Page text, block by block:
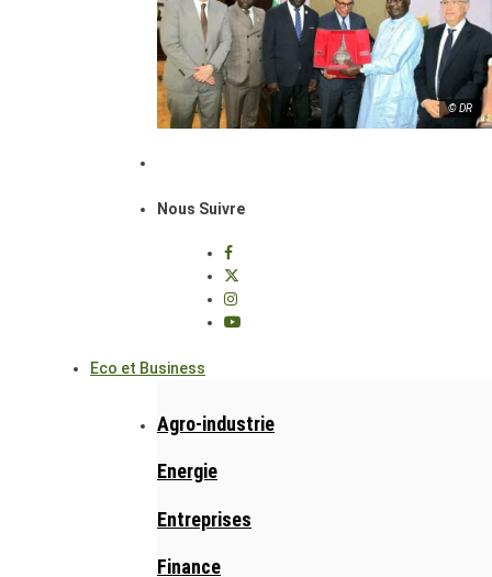
© DR
Nous Suivre
Eco et Business
Agro-industrie
Energie
Entreprises
Finance